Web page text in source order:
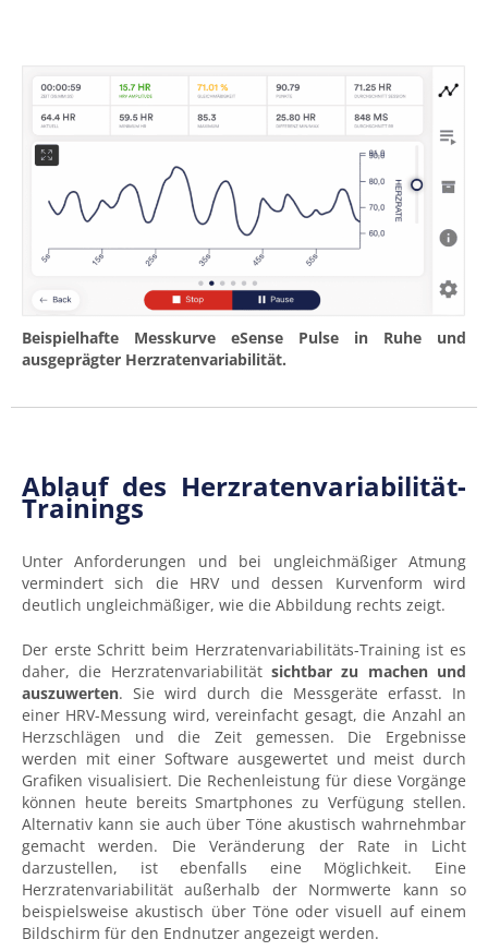
Beispielhafte Messkurve eSense Pulse in Ruhe und
ausgeprägter Herzratenvariabilität.
Ablauf des Herzratenvariabilität-
Trainings
Unter Anforderungen und bei ungleichmäßiger Atmung
vermindert sich die HRV und dessen Kurvenform wird
deutlich ungleichmäßiger, wie die Abbildung rechts zeigt.
Der erste Schritt beim Herzratenvariabilitäts-Training ist es
daher, die Herzratenvariabilität sichtbar zu machen und
auszuwerten. Sie wird durch die Messgeräte erfasst. In
einer HRV-Messung wird, vereinfacht gesagt, die Anzahl an
Herzschlägen und die Zeit gemessen. Die Ergebnisse
werden mit einer Software ausgewertet und meist durch
Grafiken visualisiert. Die Rechenleistung für diese Vorgänge
können heute bereits Smartphones zu Verfügung stellen.
Alternativ kann sie auch über Töne akustisch wahrnehmbar
gemacht werden. Die Veränderung der Rate in Licht
darzustellen, ist ebenfalls eine Möglichkeit. Eine
Herzratenvariabilität außerhalb der Normwerte kann so
beispielsweise akustisch über Töne oder visuell auf einem
Bildschirm für den Endnutzer angezeigt werden.